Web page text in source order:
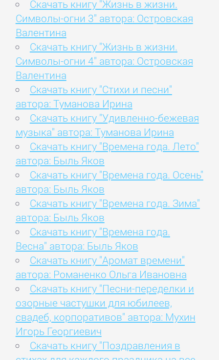
Скачать книгу "Жизнь в жизни.
Символы-огни 3" автора: Островская
Валентина
Скачать книгу "Жизнь в жизни.
Символы-огни 4" автора: Островская
Валентина
Скачать книгу "Стихи и песни"
автора: Туманова Ирина
Скачать книгу "Удивленно-бежевая
музыка" автора: Туманова Ирина
Скачать книгу "Времена года. Лето"
автора: Быль Яков
Скачать книгу "Времена года. Осень"
автора: Быль Яков
Скачать книгу "Времена года. Зима"
автора: Быль Яков
Скачать книгу "Времена года.
Весна" автора: Быль Яков
Скачать книгу "Аромат времени"
автора: Романенко Ольга Ивановна
Скачать книгу "Песни-переделки и
озорные частушки для юбилеев,
свадеб, корпоративов" автора: Мухин
Игорь Георгиевич
Скачать книгу "Поздравления в